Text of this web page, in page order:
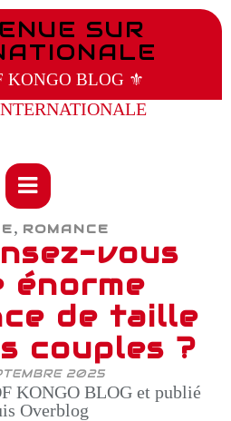
SUR
KONGO BLOG ⚜️
, ROMANCE
vous
énorme
de taille
couples ?
2025
KONGO BLOG et publié
Overblog